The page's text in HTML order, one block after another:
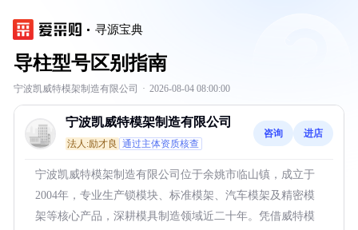
寻源宝典
导柱型号区别指南
宁波凯威特模架制造有限公司 · 2026-08-04 08:00:00
宁波凯威特模架制造有限公司
法人:励才良 通过主体资质核查
咨询 进店
宁波凯威特模架制造有限公司位于余姚市临山镇，成立于
2004年，专业生产锁模块、标准模架、汽车模架及精密模
架等核心产品，深耕模具制造领域近二十年。凭借威特模